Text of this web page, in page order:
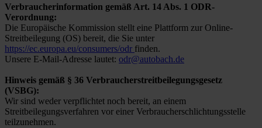
Verbraucherinformation gemäß Art. 14 Abs. 1 ODR-
Verordnung:
Die Europäische Kommission stellt eine Plattform zur Online-
Streitbeilegung (OS) bereit, die Sie unter
https://ec.europa.eu/consumers/odr finden.
Unsere E-Mail-Adresse lautet: odr@autobach.de
Hinweis gemäß § 36 Verbraucherstreitbeilegungsgesetz
(VSBG):
Wir sind weder verpflichtet noch bereit, an einem
Streitbeilegungsverfahren vor einer Verbraucherschlichtungsstelle
teilzunehmen.